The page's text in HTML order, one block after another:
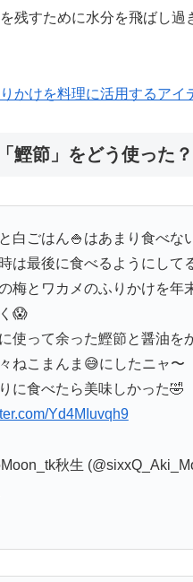
残すために水分を飛ばし過
かけを料理に活用するアイ
鰹節」をどう使った？
白ごはん🍚はあまり食べな
は最後に食べるようにして
梅とワカメのふりかけを年
😱
使って余った鰹節と醤油を
ねこまんま😅にしたニャ〜
に食べたら美味しかった🤣
Yd4MIuvqh9
秋生